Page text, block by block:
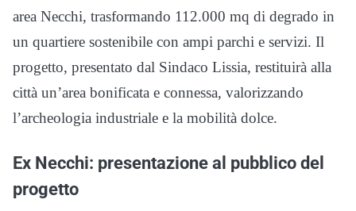
area Necchi, trasformando 112.000 mq di degrado in
un quartiere sostenibile con ampi parchi e servizi. Il
progetto, presentato dal Sindaco Lissia, restituirà alla
città un’area bonificata e connessa, valorizzando
l’archeologia industriale e la mobilità dolce.
Ex Necchi: presentazione al pubblico del
progetto